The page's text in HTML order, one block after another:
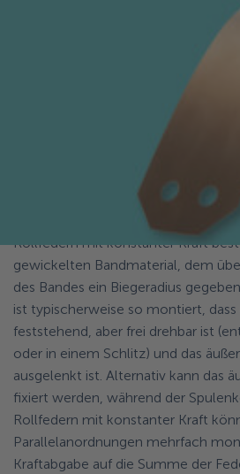
Arbeitsauslenkung bieten. Der
Beschleunigungsgeschwindigkeit
Grenzen gesetzt. Federn können
angebracht und teilweise oder ganz
Zu den Anwendungen für
gehören Fensterausgleich,
Elektromotorkohlen und Point-of-
Maximale Dicke 0,81 mm,
Technische
Rollfedern mit konstanter Kraft
gewickelten Bandmaterial, dem
des Bandes ein Biegeradius
ist typischerweise so montiert,
feststehend, aber frei drehbar ist
oder in einem Schlitz) und das
ausgelenkt ist. Alternativ kann das
fixiert werden, während der
Rollfedern mit konstanter Kraft
Parallelanordnungen mehrfach
Kraftabgabe auf die Summe der